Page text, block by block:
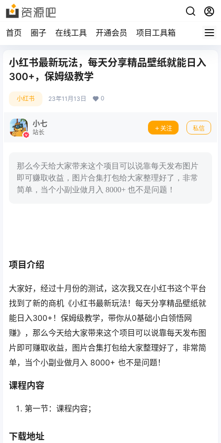
首页 圈子 在线工具 开通会员 项目工具箱
小红书最新玩法，每天分享精品壁纸就能日入
300+，保姆级教学
小红书 23年11月13日 0
小七
站长
关注 私信
那么今天给大家带来这个项目可以说靠每天发布图片
即可赚取收益，图片合集打包给大家整理好了，非常
简单，当个小副业做月入 8000+ 也不是问题！
项目介绍
大家好，经过十月份的测试，这次我又在小红书这个平台
找到了新的商机《小红书最新玩法！每天分享精品壁纸就
能日入300+！保姆级教学，带你从0基础小白领悟网
赚》，那么今天给大家带来这个项目可以说靠每天发布图
片即可赚取收益，图片合集打包给大家整理好了，非常简
单，当个小副业做月入 8000+ 也不是问题！
课程内容
第一节：课程内容；
下载地址